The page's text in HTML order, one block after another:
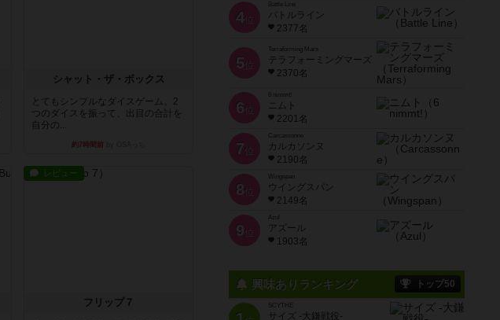
シャット・ザ・ボックス
とてもシンプルなダイスゲーム。2
つのダイスを振って、出目の合計を
自分の...
約7時間前
レビュー
フリップ７
4位
Battle Line
バトルライン
2377名
5 位
Terraforming Mars
テラフォーミングマーズ
2370名
6 位
ニムト
2201名
7 位
Carcassonne
カルカソンヌ
2190名
8 位
Wingspan
ウイングスパン
2149名
9 位
Azul
アズール
1903名
興味ありランキング トップ50
SCYTHE
サイズ -大鎌戦役-